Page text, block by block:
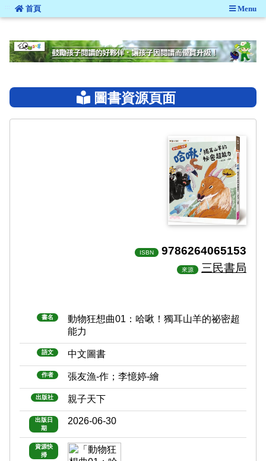
::: 首頁 Menu
圖書資源頁面
ISBN 9786264065153
來源 三民書局
書名
動物狂想曲01：哈啾！獨耳山羊的祕密超
能力
語文 中文圖書
作者 張友漁-作；李憶婷-繪
出版社 親子天下
出版日
期
2026-06-30
資源快
掃